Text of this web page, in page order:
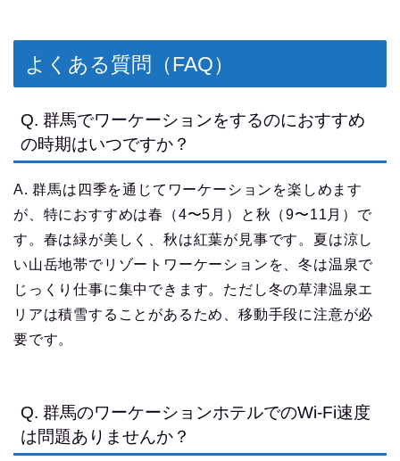
よくある質問（FAQ）
Q. 群馬でワーケーションをするのにおすすめ
の時期はいつですか？
A. 群馬は四季を通じてワーケーションを楽しめます
が、特におすすめは春（4〜5月）と秋（9〜11月）で
す。春は緑が美しく、秋は紅葉が見事です。夏は涼し
い山岳地帯でリゾートワーケーションを、冬は温泉で
じっくり仕事に集中できます。ただし冬の草津温泉エ
リアは積雪することがあるため、移動手段に注意が必
要です。
Q. 群馬のワーケーションホテルでのWi-Fi速度
は問題ありませんか？